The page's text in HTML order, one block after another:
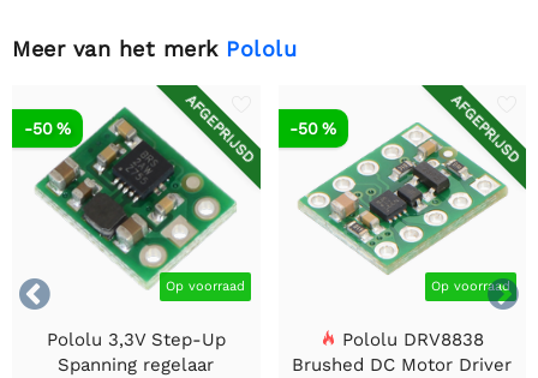
Meer van het merk Pololu


AFGEPRIJSD
Op voorraad
-50 %
Pololu 3,3V Step-Up
Spanning regelaar
AFGEPRIJSD
Op voorraad
-50 %
Pololu DRV8838
Brushed DC Motor Driver